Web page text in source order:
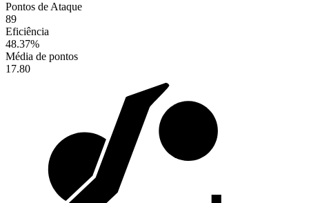
Pontos de Ataque
89
Eficiência
48.37%
Média de pontos
17.80